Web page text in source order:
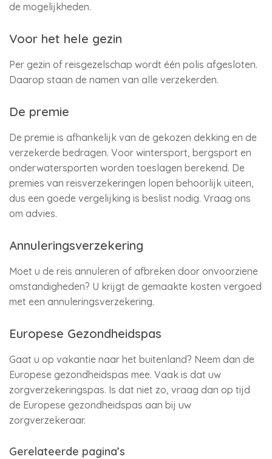
de mogelijkheden.
Voor het hele gezin
Per gezin of reisgezelschap wordt één polis afgesloten.
Daarop staan de namen van alle verzekerden.
De premie
De premie is afhankelijk van de gekozen dekking en de
verzekerde bedragen. Voor wintersport, bergsport en
onderwatersporten worden toeslagen berekend. De
premies van reisverzekeringen lopen behoorlijk uiteen,
dus een goede vergelijking is beslist nodig. Vraag ons
om advies.
Annuleringsverzekering
Moet u de reis annuleren of afbreken door onvoorziene
omstandigheden? U krijgt de gemaakte kosten vergoed
met een annuleringsverzekering.
Europese Gezondheidspas
Gaat u op vakantie naar het buitenland? Neem dan de
Europese gezondheidspas mee. Vaak is dat uw
zorgverzekeringspas. Is dat niet zo, vraag dan op tijd
de Europese gezondheidspas aan bij uw
zorgverzekeraar.
Gerelateerde pagina’s